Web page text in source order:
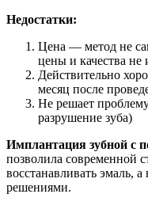
Недостатки:
Цена — метод не
цены и качества не
Действительно
месяц после
Не решает
разрушение зуба)
Имплантация зубной с
позволила современной
восстанавливать эмаль,
решениями.